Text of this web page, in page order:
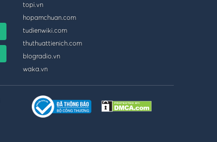
topi.vn
hopamchuan.com
tudienwiki.com
thuthuattienich.com
blogradio.vn
waka.vn